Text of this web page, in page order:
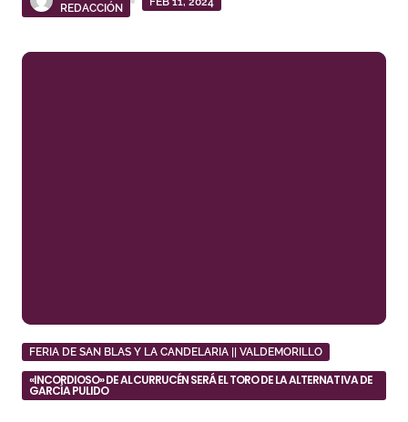
REDACCIÓN
FERIA DE SAN BLAS Y LA CANDELARIA || VALDEMORILLO
«INCORDIOSO» DE ALCURRUCÉN SERÁ EL TORO DE LA ALTERNATIVA DE
GARCÍA PULIDO